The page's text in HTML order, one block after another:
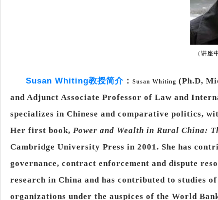
（讲座
Susan Whiting教授简介 ： Susan Whiting (Ph.D,
and Adjunct Associate Professor of Law and
specializes in Chinese and comparative politics,
Her first book, Power and Wealth in Rural China:
Cambridge University Press in 2001. She has
governance, contract enforcement and dispute
research in China and has contributed to studies
organizations under the auspices of the World